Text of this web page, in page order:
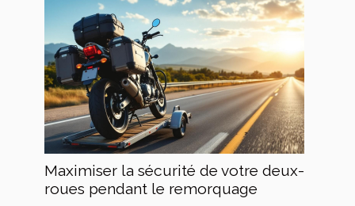
Maximiser la sécurité de votre deux-
roues pendant le remorquage